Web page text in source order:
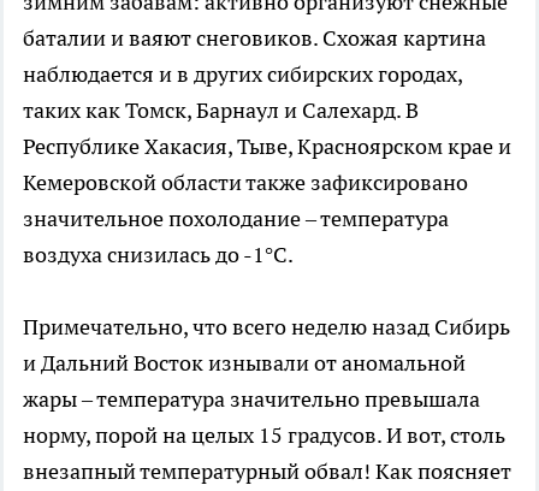
баталии и ваяют снеговиков. Схожая картина
наблюдается и в других сибирских городах,
таких как Томск, Барнаул и Салехард. В
Республике Хакасия, Тыве, Красноярском крае и
Кемеровской области также зафиксировано
значительное похолодание – температура
воздуха снизилась до -1°C.
Примечательно, что всего неделю назад Сибирь
и Дальний Восток изнывали от аномальной
жары – температура значительно превышала
норму, порой на целых 15 градусов. И вот, столь
внезапный температурный обвал! Как поясняет